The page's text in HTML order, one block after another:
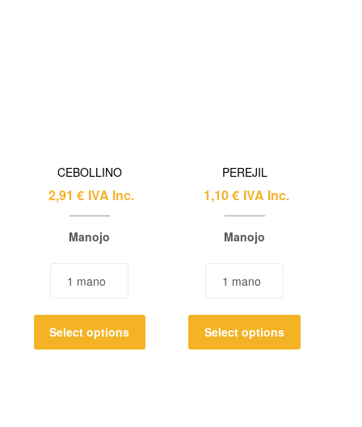
CEBOLLINO
2,91€ IVA Inc.
Manojo
Select options
PEREJIL
1,10€ IVA Inc.
Manojo
Select options